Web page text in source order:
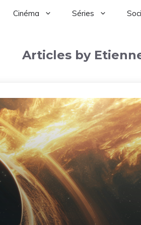
Cinéma Séries
Articles by